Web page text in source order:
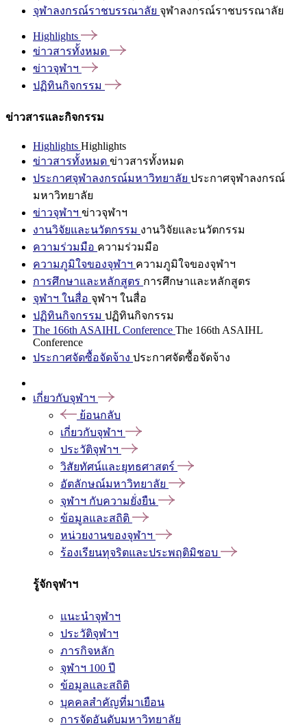
จุฬาลงกรณ์ราชบรรณาลัย จุฬาลงกรณ์ราชบรรณาลัย
Highlights
ข่าวสารทั้งหมด
ข่าวจุฬาฯ
ปฏิทินกิจกรรม
ข่าวสารและกิจกรรม
Highlights Highlights
ข่าวสารทั้งหมด ข่าวสารทั้งหมด
ประกาศจุฬาลงกรณ์มหาวิทยาลัย ประกาศจุฬาลงกรณ์
มหาวิทยาลัย
ข่าวจุฬาฯ ข่าวจุฬาฯ
งานวิจัยและนวัตกรรม งานวิจัยและนวัตกรรม
ความร่วมมือ ความร่วมมือ
ความภูมิใจของจุฬาฯ ความภูมิใจของจุฬาฯ
การศึกษาและหลักสูตร การศึกษาและหลักสูตร
จุฬาฯ ในสื่อ จุฬาฯ ในสื่อ
ปฏิทินกิจกรรม ปฏิทินกิจกรรม
The 166th ASAIHL Conference The 166th ASAIHL
Conference
ประกาศจัดซื้อจัดจ้าง ประกาศจัดซื้อจัดจ้าง
เกี่ยวกับจุฬาฯ
ย้อนกลับ
เกี่ยวกับจุฬาฯ
ประวัติจุฬาฯ
วิสัยทัศน์และยุทธศาสตร์
อัตลักษณ์มหาวิทยาลัย
จุฬาฯ กับความยั่งยืน
ข้อมูลและสถิติ
หน่วยงานของจุฬาฯ
ร้องเรียนทุจริตและประพฤติมิชอบ
รู้จักจุฬาฯ
แนะนำจุฬาฯ
ประวัติจุฬาฯ
ภารกิจหลัก
จุฬาฯ 100 ปี
ข้อมูลและสถิติ
บุคคลสำคัญที่มาเยือน
การจัดอันดับมหาวิทยาลัย